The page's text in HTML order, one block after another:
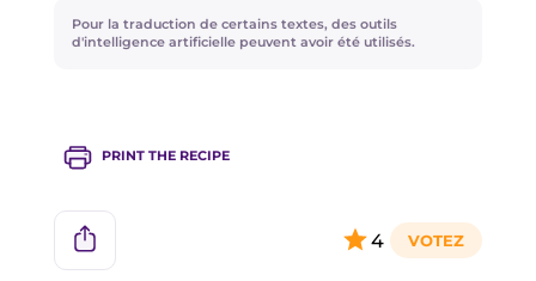
musquée. Ils peuvent être remplacés par le
champignon de Paris blanc, car ils présentent
Pour la traduction de certains textes, des outils
d'intelligence artificielle peuvent avoir été utilisés.
PRINT THE RECIPE
4